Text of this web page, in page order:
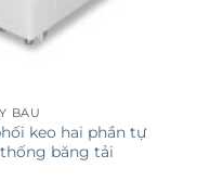
BẦU
keo hai phần tự
băng tải